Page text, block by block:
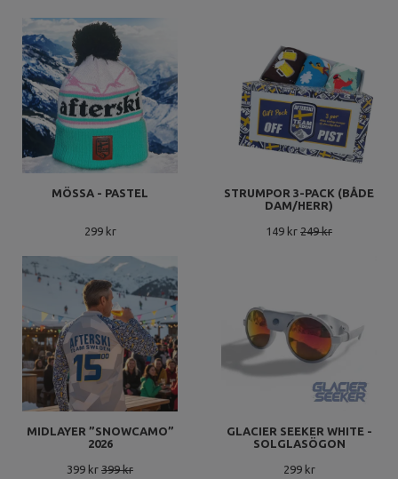
MÖSSA - PASTEL
299 kr
STRUMPOR 3-PACK (BÅDE
DAM/HERR)
149 kr 249 kr
MIDLAYER ”SNOWCAMO”
2026
399 kr 399 kr
GLACIER SEEKER WHITE -
SOLGLASÖGON
299 kr